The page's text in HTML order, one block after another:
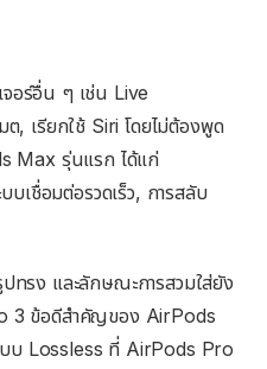
อร์อื่น ๆ เช่น Live
, เรียกใช้ Siri โดยไม่ต้องพูด
Max รุ่นแรก ได้แก่
เชื่อมต่อรวดเร็ว, การสลับ
ทรง และลักษณะการสวมใส่ยัง
3 ข้อดีสำคัญของ AirPods
บ Lossless ที่ AirPods Pro